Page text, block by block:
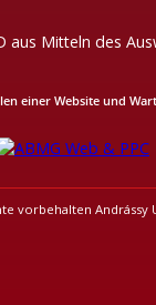
aus Mitteln des
vorbehalten Andrássy
einer Website und